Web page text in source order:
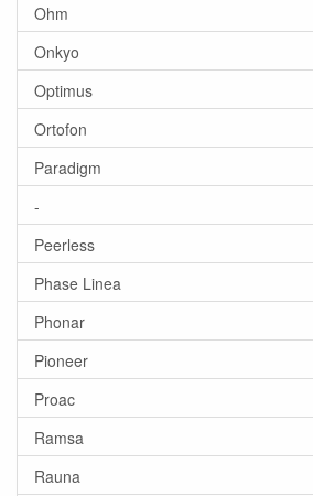
Ohm
Onkyo
Optimus
Ortofon
Paradigm
-
Peerless
Phase Linea
Phonar
Pioneer
Proac
Ramsa
Rauna